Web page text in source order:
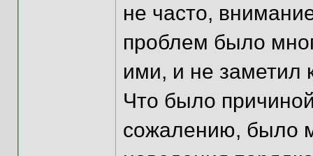
не часто,
проблем было
ими, и не заметил
Что было
сожалению, было